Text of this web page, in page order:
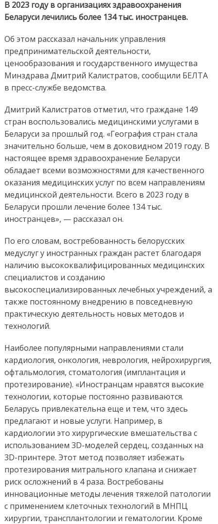
В 2023 году в организациях здравоохранения
Беларуси лечились более 134 тыс. иностранцев.
Об этом рассказал начальник управления
предпринимательской деятельности,
ценообразования и государственного имущества
Минздрава Дмитрий Калистратов, сообщили БЕЛТА
в пресс-службе ведомства.
Дмитрий Калистратов отметил, что граждане 149
стран воспользовались медицинскими услугами в
Беларуси за прошлый год. «География стран стала
значительно больше, чем в доковидном 2019 году. В
настоящее время здравоохранение Беларуси
обладает всеми возможностями для качественного
оказания медицинских услуг по всем направлениям
медицинской деятельности. Всего в 2023 году в
Беларуси прошли лечение более 134 тыс.
иностранцев», — рассказал он.
По его словам, востребованность белорусских
медуслуг у иностранных граждан растет благодаря
наличию высококвалифицированных медицинских
специалистов и созданию
высокоспециализированных лечебных учреждений, а
также постоянному внедрению в повседневную
практическую деятельность новых методов и
технологий.
Наиболее популярными направлениями стали
кардиология, онкология, неврология, нейрохирургия,
офтальмология, стоматология (имплантация и
протезирование). «Иностранцам нравятся высокие
технологии, которые постоянно развиваются.
Беларусь привлекательна еще и тем, что здесь
предлагают и новые услуги. Например, в
кардиологии это хирургические вмешательства с
использованием 3D-моделей сердец, созданных на
3D-принтере. Этот метод позволяет избежать
протезирования митрального клапана и снижает
риск осложнений в 4 раза. Востребованы
инновационные методы лечения тяжелой патологии
с применением клеточных технологий в МНПЦ
хирургии, трансплантологии и гематологии. Кроме